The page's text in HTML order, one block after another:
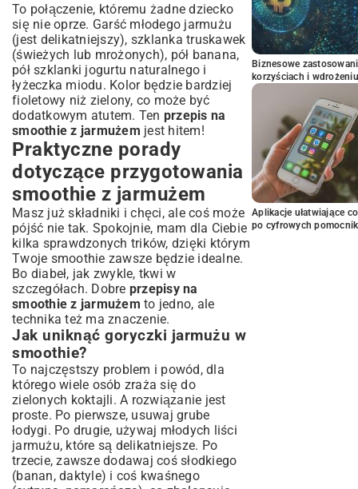
To połączenie, któremu żadne dziecko
się nie oprze. Garść młodego jarmużu
(jest delikatniejszy), szklanka truskawek
(świeżych lub mrożonych), pół banana,
pół szklanki jogurtu naturalnego i
łyżeczka miodu. Kolor będzie bardziej
fioletowy niż zielony, co może być
dodatkowym atutem. Ten przepis na
smoothie z jarmużem jest hitem!
Praktyczne porady
dotyczące przygotowania
smoothie z jarmużem
Masz już składniki i chęci, ale coś może
pójść nie tak. Spokojnie, mam dla Ciebie
kilka sprawdzonych trików, dzięki którym
Twoje smoothie zawsze będzie idealne.
Bo diabeł, jak zwykle, tkwi w
szczegółach. Dobre przepisy na
smoothie z jarmużem to jedno, ale
technika też ma znaczenie.
Jak uniknąć goryczki jarmużu w
smoothie?
To najczęstszy problem i powód, dla
którego wiele osób zraża się do
zielonych koktajli. A rozwiązanie jest
proste. Po pierwsze, usuwaj grube
łodygi. Po drugie, używaj młodych liści
jarmużu, które są delikatniejsze. Po
trzecie, zawsze dodawaj coś słodkiego
(banan, daktyle) i coś kwaśnego
Biznesowe
korzyściach i wdrożeniu
Aplikacje ułatwiające
po cyfrowych